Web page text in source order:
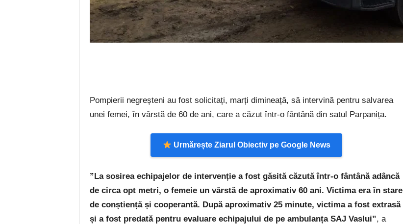
Pompierii negreșteni au fost solicitați, marți dimineață, să intervină pentru salvarea
unei femei, în vârstă de 60 de ani, care a căzut într-o fântână din satul Parpanița.
Urmărește Ziarul Obiectiv pe Google News
”La sosirea echipajelor de intervenție a fost găsită căzută într-o fântână adâncă
de circa opt metri, o femeie un vârstă de aproximativ 60 ani. Victima era în stare
de conștiență și cooperantă. După aproximativ 25 minute, victima a fost extrasă
și a fost predată pentru evaluare echipajului de pe ambulanța SAJ Vaslui”, a